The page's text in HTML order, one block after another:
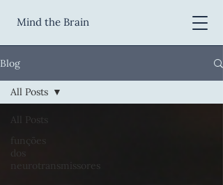
Mind the Brain
Blog
All Posts
funções
dos
neurotransmissores
All Posts